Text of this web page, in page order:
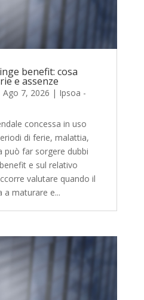
benefit: cosa
e assenze
Ago 7, 2026 | Ipsoa -
concessa in uso
di ferie, malattia,
può far sorgere dubbi
e sul relativo
valutare quando il
a maturare e...